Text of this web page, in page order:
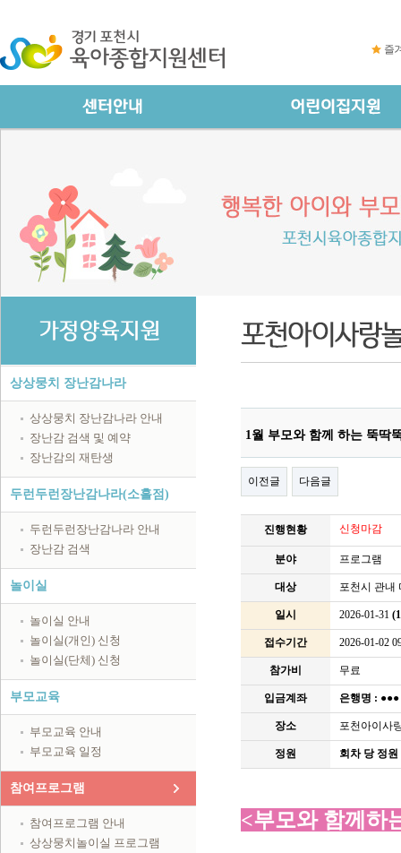
즐
상상뭉치 장난감나라
상상뭉치 장난감나라 안내
장난감 검색 및 예약
장난감의 재탄생
두런두런장난감나라(소흘점)
두런두런장난감나라 안내
장난감 검색
놀이실
놀이실 안내
놀이실(개인) 신청
놀이실(단체) 신청
부모교육
부모교육 안내
부모교육 일정
참여프로그램
참여프로그램 안내
상상뭉치놀이실 프로그램
1월 부모와 함께 하는 뚝딱
이전글 다음글
진행현황 신청마감
분야 프로그램
대상 포천시 관내
일시 2026-01-31
접수기간 2026-01-02
참가비 무료
입금계좌 은행명 :
장소 포천아이사
정원 회차 당 정원
<부모와 함께하